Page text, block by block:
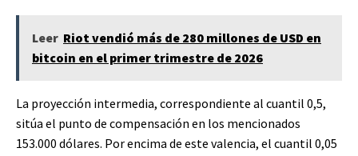
Leer Riot vendió más de 280 millones de USD en
bitcoin en el primer trimestre de 2026
La proyección intermedia, correspondiente al cuantil 0,5,
sitúa el punto de compensación en los mencionados
153.000 dólares. Por encima de este valencia, el cuantil 0,05